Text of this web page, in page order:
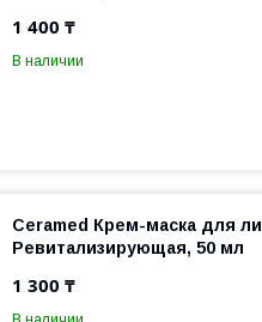
1 400 ₸
В наличии
Ceramed Крем-маска для
Ревитализирующая, 50 мл
1 300 ₸